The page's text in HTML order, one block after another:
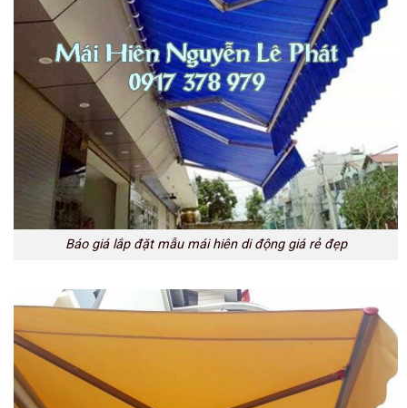
Báo giá lắp đặt mẫu mái hiên di động giá rẻ đẹp